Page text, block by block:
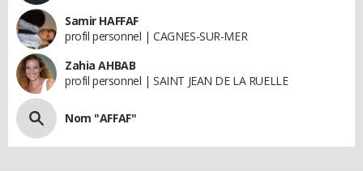
Samir HAFFAF
profil personnel | CAGNES-SUR-MER
Zahia AHBAB
profil personnel | SAINT JEAN DE LA RUELLE
Nom "AFFAF"